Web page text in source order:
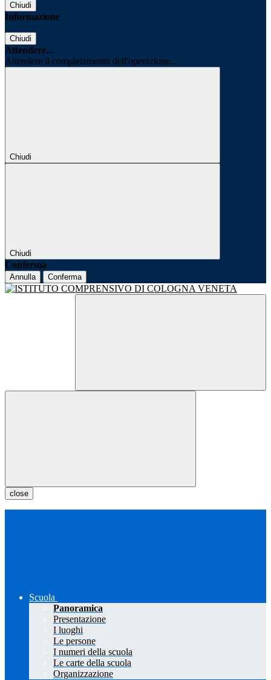
Chiudi
Informazione
Chiudi
Attendere...
Attendere il completamento dell'operazione...
Chiudi
Chiudi
Conferma
Annulla Conferma
close
Scuola
Panoramica
Presentazione
I luoghi
Le persone
I numeri della scuola
Le carte della scuola
Organizzazione